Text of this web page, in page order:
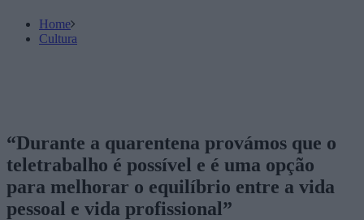
Home
Cultura
“Durante a quarentena provámos que o
teletrabalho é possível e é uma opção
para melhorar o equilíbrio entre a vida
pessoal e vida profissional”